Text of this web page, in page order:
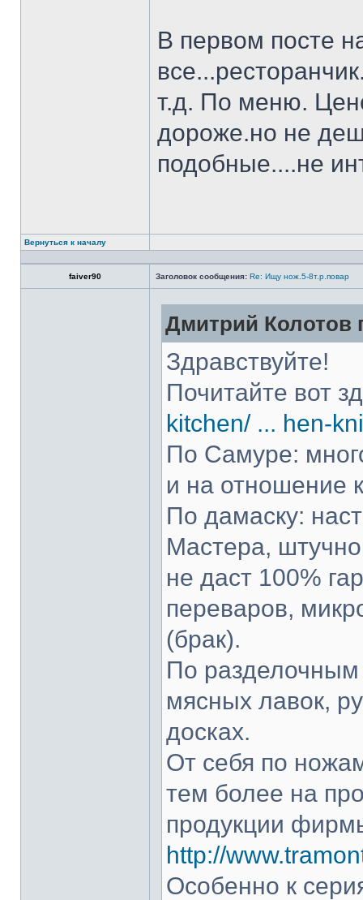
В первом посте
т.д. По меню.
дороже.но не
подобные....не
Вернуться к началу
faiver90 Заголовок сообщения: Re: Ищу нож.5-8т.р.повар
Дмитрий Колотов
Здравствуйте!
Почитайте вот
kitchen/ ... hen-
По Самуре:
и на отношение
По дамаску:
Мастера,
не даст 100%
переваров,
(брак).
По разделочным
мясных лавок,
досках.
От себя по
тем более на
продукции
http://
Особенно к